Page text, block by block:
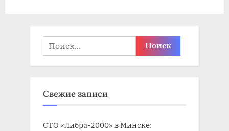
п
и
с
:
Найти:
Свежие записи
СТО «Либра-2000» в Минске: